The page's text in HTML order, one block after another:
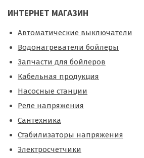
ИНТЕРНЕТ МАГАЗИН
Автоматические выключатели
Водонагреватели бойлеры
Запчасти для бойлеров
Кабельная продукция
Насосные станции
Реле напряжения
Сантехника
Стабилизаторы напряжения
Электросчетчики